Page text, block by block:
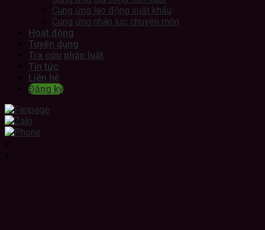
Cung ứng lao động xuất khẩu
Cung ứng nhân lực chuyên môn
Hoạt động
Tuyển dụng
Tra cứu pháp luật
Tin tức
Liên hệ
Đăng ký